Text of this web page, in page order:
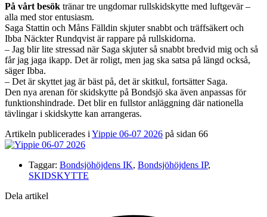
På vårt besök tränar tre ungdomar rullskidskytte med luftgevär –
alla med stor entusiasm.
Saga Stattin och Måns Fälldin skjuter snabbt och träffsäkert och
Ibba Näckter Rundqvist är rappare på rullskidorna.
– Jag blir lite stressad när Saga skjuter så snabbt bredvid mig och så
får jag jaga ikapp. Det är roligt, men jag ska satsa på längd också,
säger Ibba.
– Det är skyttet jag är bäst på, det är skitkul, fortsätter Saga.
Den nya arenan för skidskytte på Bondsjö ska även anpassas för
funktionshindrade. Det blir en fullstor anläggning där nationella
tävlingar i skidskytte kan arrangeras.
Artikeln publicerades i Yippie 06-07 2026 på sidan 66
Taggar: Bondsjöhöjdens IK, Bondsjöhöjdens IP,
SKIDSKYTTE
Dela artikel